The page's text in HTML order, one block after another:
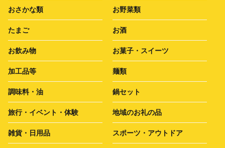
おさかな類 お野菜類
たまご お酒
お飲み物 お菓子・スイーツ
加工品等 麺類
調味料・油 鍋セット
旅行・イベント・体験 地域のお礼の品
雑貨・日用品 スポーツ・アウトドア